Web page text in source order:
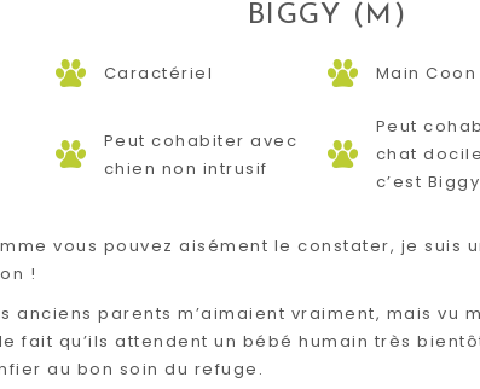
BIGGY (M)
Caractériel Main
Peut cohabiter avec
chien non intrusif
Peut
chat
c’est
vous pouvez aisément le constater, je suis
!
anciens parents m’aimaient vraiment, mais vu
fait qu’ils attendent un bébé humain très
au bon soin du refuge.